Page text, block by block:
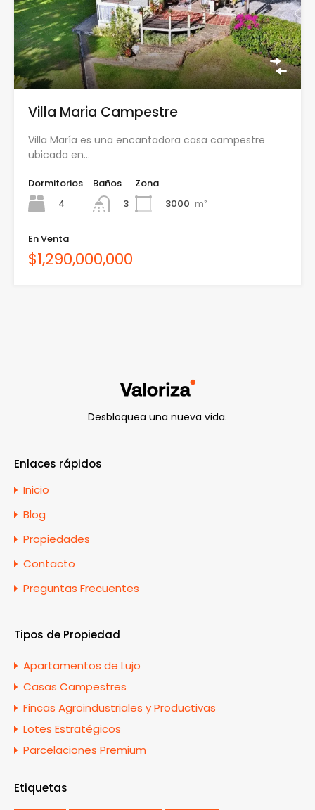
Villa Maria Campestre
Villa María es una encantadora casa campestre
ubicada en…
Dormitorios
4
Baños
3
Zona
3000 m²
En Venta
$1,290,000,000
Desbloquea una nueva vida.
Enlaces rápidos
Inicio
Blog
Propiedades
Contacto
Preguntas Frecuentes
Tipos de Propiedad
Apartamentos de Lujo
Casas Campestres
Fincas Agroindustriales y Productivas
Lotes Estratégicos
Parcelaciones Premium
Etiquetas